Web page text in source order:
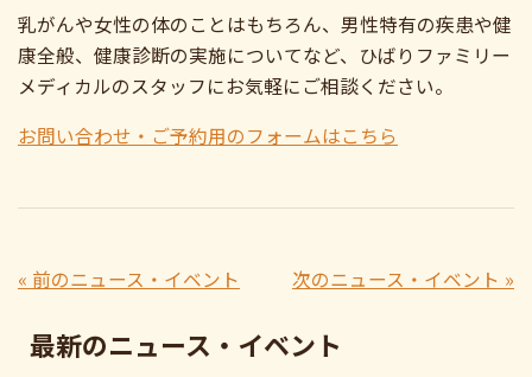
乳がんや女性の体のことはもちろん、男性特有の疾患や健
康全般、健康診断の実施についてなど、ひばりファミリー
メディカルのスタッフにお気軽にご相談ください。
お問い合わせ・ご予約用のフォームはこちら
« 前のニュース・イベント 次のニュース・イベント »
最新のニュース・イベント